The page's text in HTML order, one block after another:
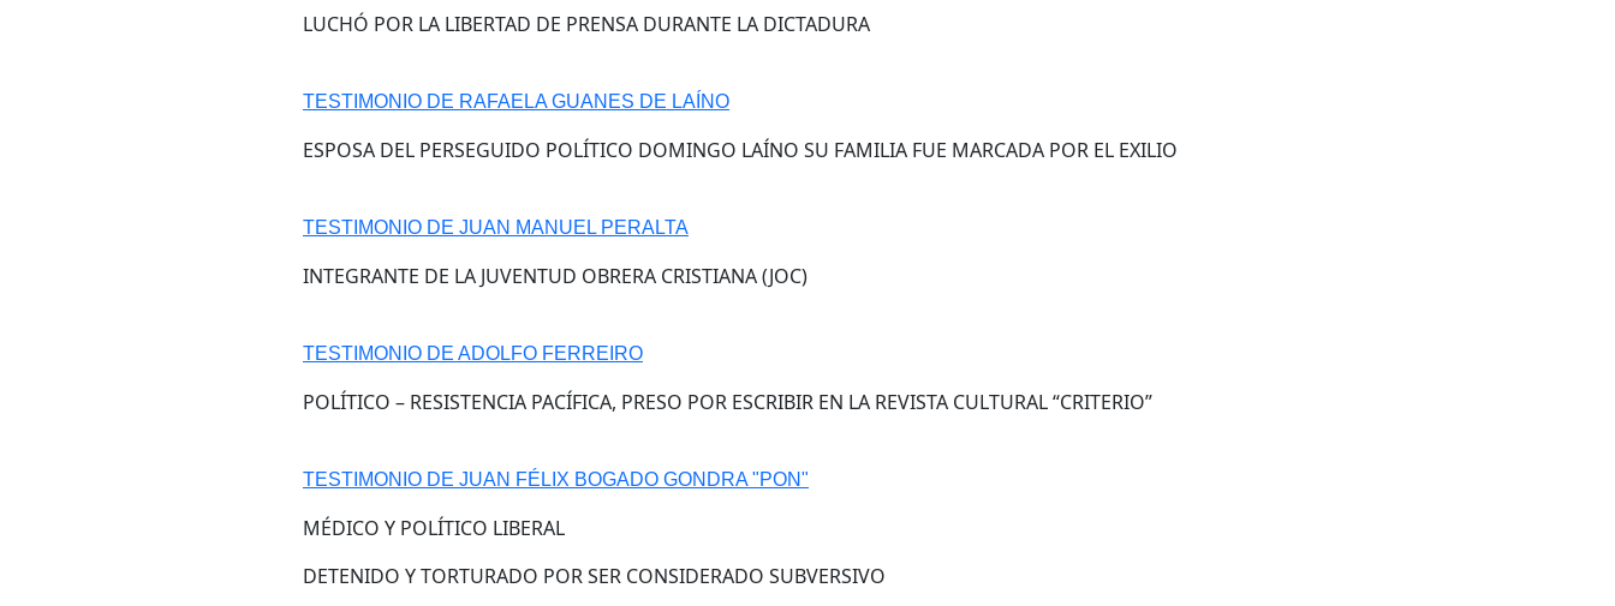
LUCHÓ POR LA LIBERTAD DE PRENSA DURANTE LA DICTADURA
TESTIMONIO DE RAFAELA GUANES DE LAÍNO
ESPOSA DEL PERSEGUIDO POLÍTICO DOMINGO LAÍNO SU FAMILIA FUE MARCADA POR EL EXILIO
TESTIMONIO DE JUAN MANUEL PERALTA
INTEGRANTE DE LA JUVENTUD OBRERA CRISTIANA (JOC)
TESTIMONIO DE ADOLFO FERREIRO
POLÍTICO – RESISTENCIA PACÍFICA, PRESO POR ESCRIBIR EN LA REVISTA CULTURAL “CRITERIO”
TESTIMONIO DE JUAN FÉLIX BOGADO GONDRA "PON"
MÉDICO Y POLÍTICO LIBERAL
DETENIDO Y TORTURADO POR SER CONSIDERADO SUBVERSIVO